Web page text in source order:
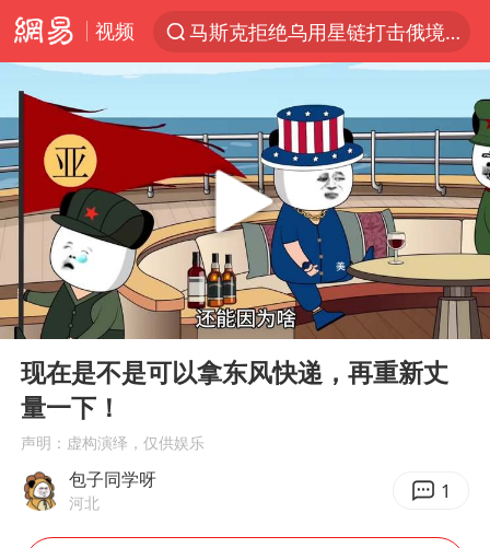
视频
马斯克拒绝乌用星链打击俄境内目标
解锁各地夏日限定体验
金饰克价一夜涨回1300元
富婆带资进组给自己硬加60多场吻戏
男童模仿奥特曼从高处跳下致骨折
名创优品一次性内裤 颜面尽失
黄金创今年来最大单周涨幅
“六爷”挂一颗出场
白海豚将正面袭击贯穿浙江
牛津大学一纸声明甩不了锅
包文婧：二胎很难一碗水端平
Play
00:00 01:37
现在是不是可以拿东风快递，再重新丈
量一下！
声明：虚构演绎，仅供娱乐
包子同学呀
河北 1